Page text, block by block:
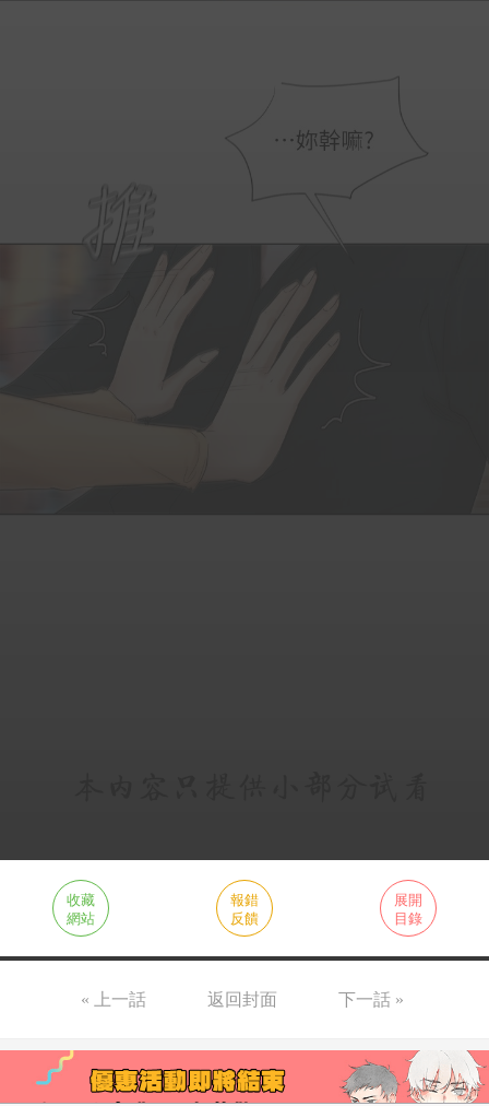
收藏
網站
報錯
反饋
展開
目錄
« 上一話 返回封面 下一話 »